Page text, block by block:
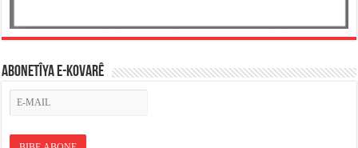
ABONETÎYA E-KOVARÊ